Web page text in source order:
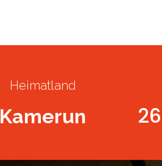
Heimatland
Kamerun 26